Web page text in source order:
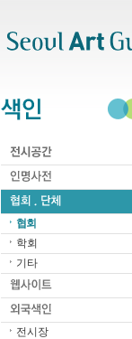
협회
학회
기타
전시장